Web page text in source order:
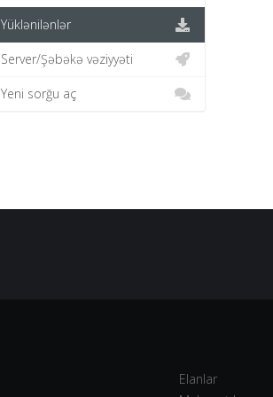
Yüklənilənlər
Server/Şəbəkə vəziyyəti
Yeni sorğu aç
Elanlar